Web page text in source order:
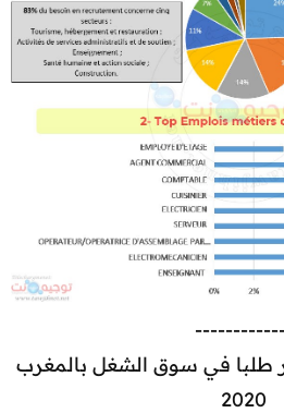
طلبا في سوق الشغل بالمغرب
2020